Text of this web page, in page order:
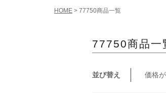
HOME 77750商品一覧
77750商品一
並び替え 価格